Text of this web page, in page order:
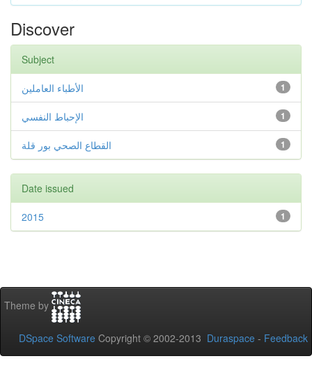
Discover
Subject
1 الأطباء العاملين
1 الإحباط النفسي
1 القطاع الصحي بور قلة
Date issued
1
2015
Theme by
DSpace Software Copyright © 2002-2013 Duraspace - Feedback